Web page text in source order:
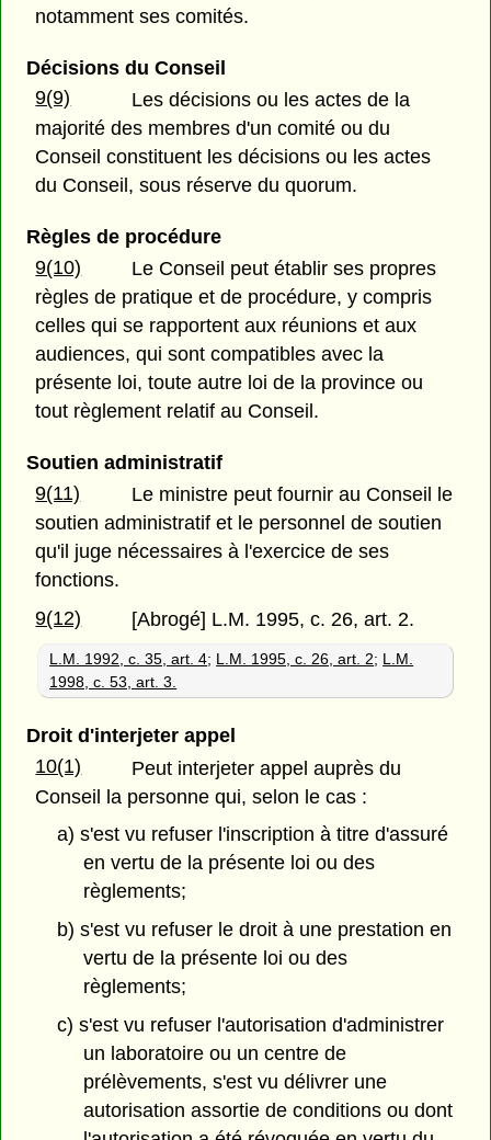
notamment ses comités.
Décisions du Conseil
9(9)
Les décisions ou les actes de la
majorité des membres d'un comité ou du
Conseil constituent les décisions ou les actes
du Conseil, sous réserve du quorum.
Règles de procédure
9(10)
Le Conseil peut établir ses propres
règles de pratique et de procédure, y compris
celles qui se rapportent aux réunions et aux
audiences, qui sont compatibles avec la
présente loi, toute autre loi de la province ou
tout règlement relatif au Conseil.
Soutien administratif
9(11)
Le ministre peut fournir au Conseil le
soutien administratif et le personnel de soutien
qu'il juge nécessaires à l'exercice de ses
fonctions.
9(12)
[Abrogé] L.M. 1995, c. 26, art. 2.
L.M. 1992, c. 35, art. 4; L.M. 1995, c. 26, art. 2; L.M.
1998, c. 53, art. 3.
Droit d'interjeter appel
10(1)
Peut interjeter appel auprès du
Conseil la personne qui, selon le cas :
a) s'est vu refuser l'inscription à titre d'assuré
en vertu de la présente loi ou des
règlements;
b) s'est vu refuser le droit à une prestation en
vertu de la présente loi ou des
règlements;
c) s'est vu refuser l'autorisation d'administrer
un laboratoire ou un centre de
prélèvements, s'est vu délivrer une
autorisation assortie de conditions ou dont